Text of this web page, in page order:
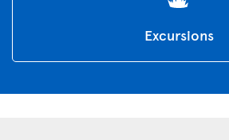
Excursions